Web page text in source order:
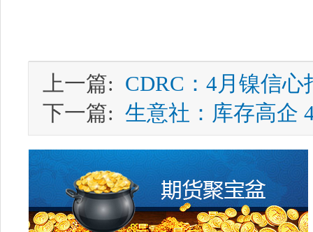
上一篇: CDRC：4月镍信
下一篇: 生意社：库存高企